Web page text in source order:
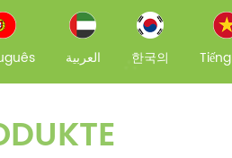
العربية 한국의